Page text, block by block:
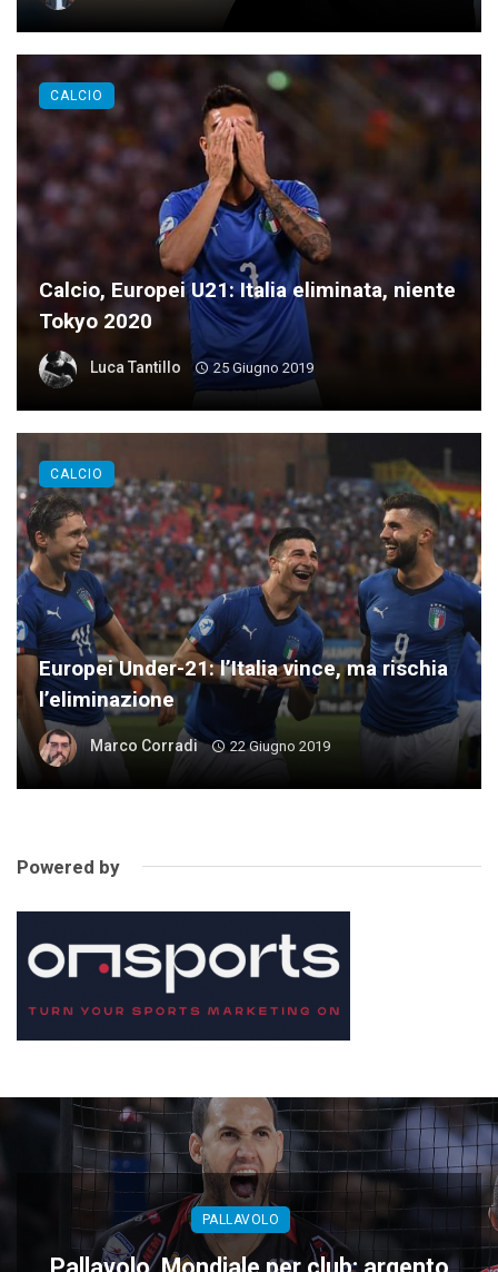
Calcio, Europei U21: Italia eliminata, niente
Tokyo 2020
Luca Tantillo 25 Giugno 2019
CALCIO
Europei Under-21: l’Italia vince, ma rischia
l’eliminazione
Marco Corradi 22 Giugno 2019
CALCIO
Powered by
PALLAVOLO